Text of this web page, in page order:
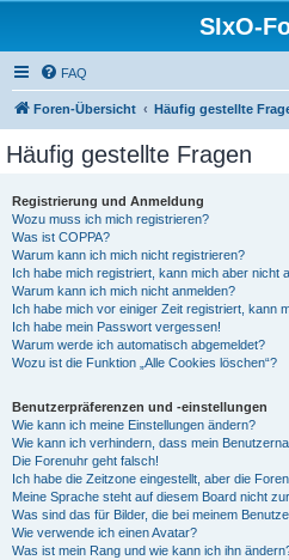
SIxO-
FAQ
Foren-Übersicht Häufig gestellte
Häufig gestellte Fragen
Registrierung und Anmeldung
Wozu muss ich mich registrieren?
Was ist COPPA?
Warum kann ich mich nicht registrieren?
Ich habe mich registriert, kann mich aber nicht
Warum kann ich mich nicht anmelden?
Ich habe mich vor einiger Zeit registriert, kann
Ich habe mein Passwort vergessen!
Warum werde ich automatisch abgemeldet?
Wozu ist die Funktion „Alle Cookies löschen“?
Benutzerpräferenzen und -einstellungen
Wie kann ich meine Einstellungen ändern?
Wie kann ich verhindern, dass mein
Die Forenuhr geht falsch!
Ich habe die Zeitzone eingestellt, aber die
Meine Sprache steht auf diesem Board nicht
Was sind das für Bilder, die bei meinem
Wie verwende ich einen Avatar?
Was ist mein Rang und wie kann ich ihn